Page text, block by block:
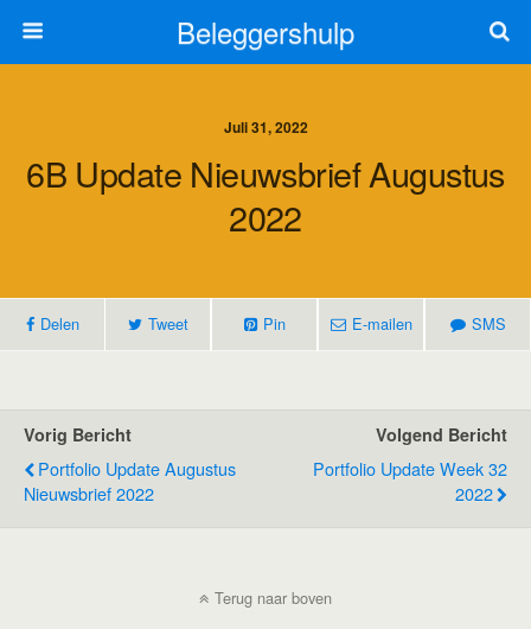
Beleggershulp
Juli 31, 2022
6B Update Nieuwsbrief Augustus
2022
Delen Tweet Pin E-mailen SMS
Vorig Bericht
Portfolio Update Augustus
Nieuwsbrief 2022
Volgend Bericht
Portfolio Update Week 32
2022
Terug naar boven